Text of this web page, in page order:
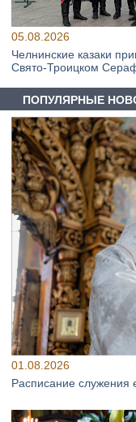
05.08.2026
Челнинские казаки
Свято‑Троицком
ПОПУЛЯРНЫЕ
01.08.2026
Расписание служения